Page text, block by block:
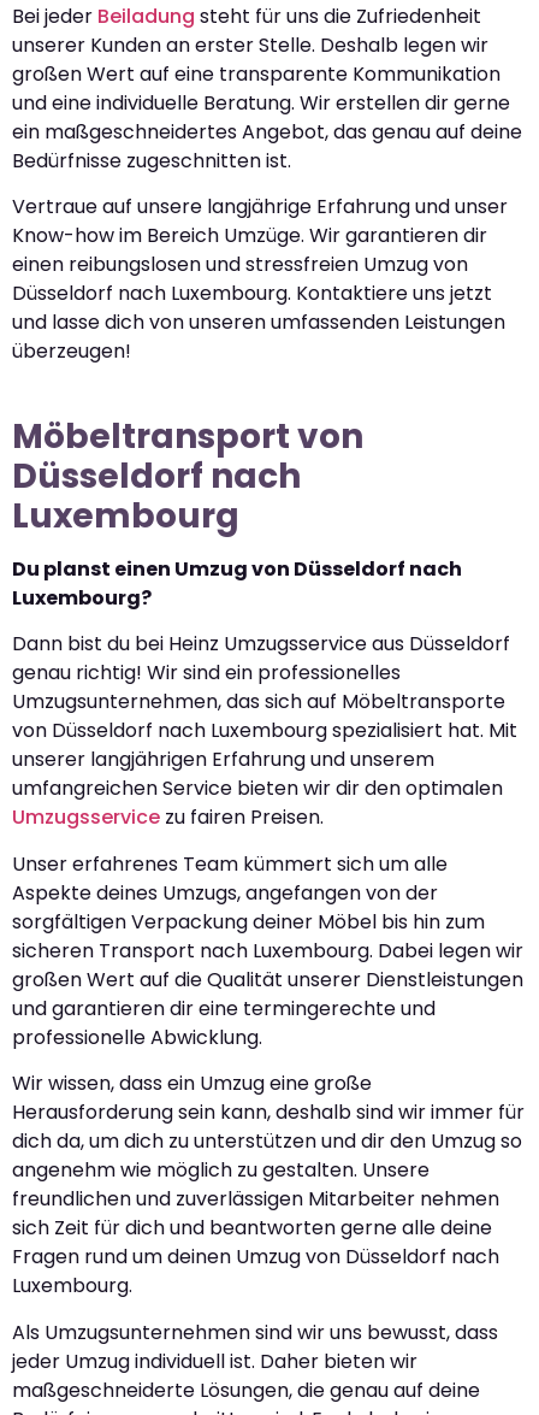
Bei jeder Beiladung steht für uns die Zufriedenheit
unserer Kunden an erster Stelle. Deshalb legen wir
großen Wert auf eine transparente Kommunikation
und eine individuelle Beratung. Wir erstellen dir gerne
ein maßgeschneidertes Angebot, das genau auf deine
Bedürfnisse zugeschnitten ist.
Vertraue auf unsere langjährige Erfahrung und unser
Know-how im Bereich Umzüge. Wir garantieren dir
einen reibungslosen und stressfreien Umzug von
Düsseldorf nach Luxembourg. Kontaktiere uns jetzt
und lasse dich von unseren umfassenden Leistungen
überzeugen!
Möbeltransport von
Düsseldorf nach
Luxembourg
Du planst einen Umzug von Düsseldorf nach
Luxembourg?
Dann bist du bei Heinz Umzugsservice aus Düsseldorf
genau richtig! Wir sind ein professionelles
Umzugsunternehmen, das sich auf Möbeltransporte
von Düsseldorf nach Luxembourg spezialisiert hat. Mit
unserer langjährigen Erfahrung und unserem
umfangreichen Service bieten wir dir den optimalen
Umzugsservice zu fairen Preisen.
Unser erfahrenes Team kümmert sich um alle
Aspekte deines Umzugs, angefangen von der
sorgfältigen Verpackung deiner Möbel bis hin zum
sicheren Transport nach Luxembourg. Dabei legen wir
großen Wert auf die Qualität unserer Dienstleistungen
und garantieren dir eine termingerechte und
professionelle Abwicklung.
Wir wissen, dass ein Umzug eine große
Herausforderung sein kann, deshalb sind wir immer für
dich da, um dich zu unterstützen und dir den Umzug so
angenehm wie möglich zu gestalten. Unsere
freundlichen und zuverlässigen Mitarbeiter nehmen
sich Zeit für dich und beantworten gerne alle deine
Fragen rund um deinen Umzug von Düsseldorf nach
Luxembourg.
Als Umzugsunternehmen sind wir uns bewusst, dass
jeder Umzug individuell ist. Daher bieten wir
maßgeschneiderte Lösungen, die genau auf deine